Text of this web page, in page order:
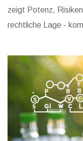
zeigt Potenz,
rechtliche Lage -